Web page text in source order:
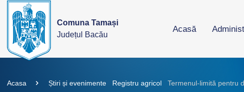
Comuna Tamași
Județul Bacău
Acasă
Acasa Știri și evenimente Registru agricol Termenul-limită pentru